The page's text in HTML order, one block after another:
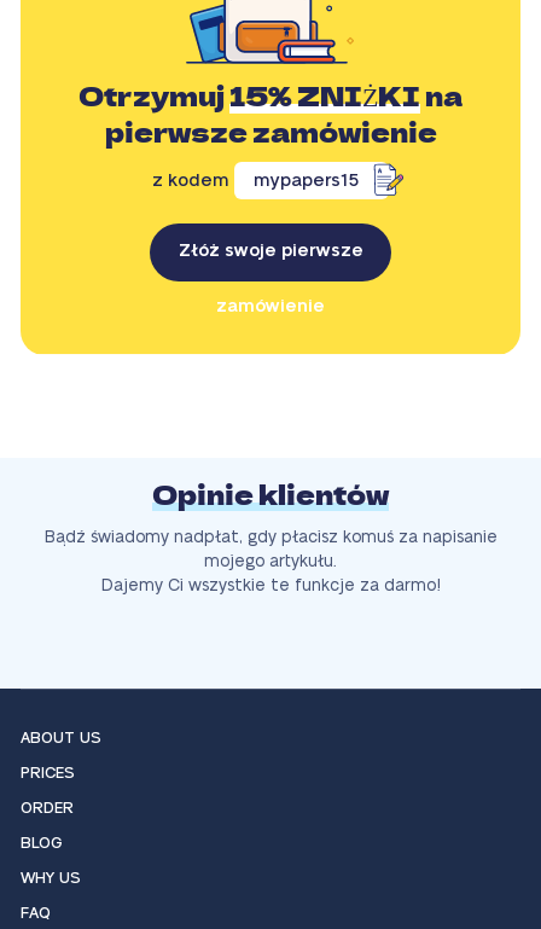
Otrzymuj15% ZNIŻKIna
pierwsze zamówienie
z kodem mypapers15
Złóż swoje pierwsze
zamówienie
Opinie klientów
Bądź świadomy nadpłat, gdy płacisz komuś za napisanie
mojego artykułu.
Dajemy Ci wszystkie te funkcje za darmo!
ABOUT US
PRICES
ORDER
BLOG
WHY US
FAQ